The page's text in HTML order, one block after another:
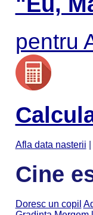
pentru
Afla data nasterii
Cine
Doresc un copil